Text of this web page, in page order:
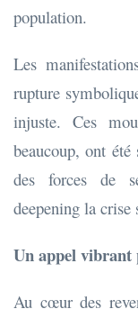
population.
Les
rupture
injuste. Ces
beaucoup, ont été
des forces de
deepening la crise
Un appel
Au cœur des